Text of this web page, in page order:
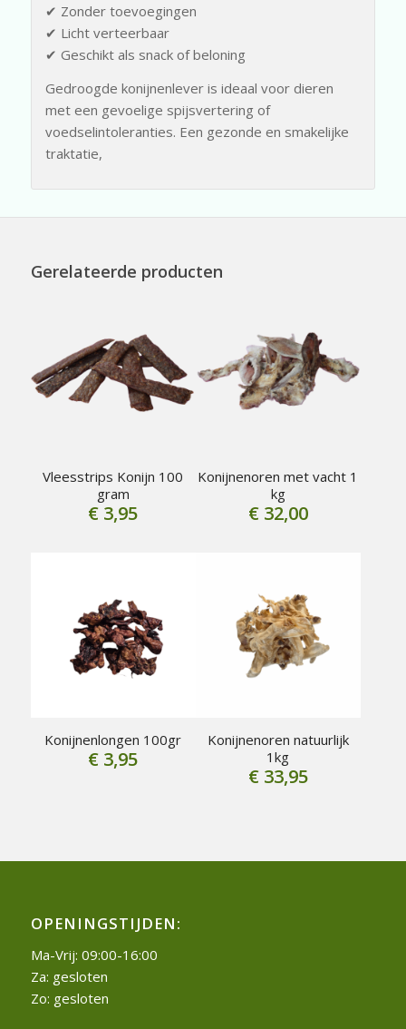
✔ Zonder toevoegingen
✔ Licht verteerbaar
✔ Geschikt als snack of beloning
Gedroogde konijnenlever is ideaal voor dieren
met een gevoelige spijsvertering of
voedselintoleranties. Een gezonde en smakelijke
traktatie,
Gerelateerde producten
Vleesstrips Konijn 100
gram
€ 3,95
Konijnenoren met vacht 1
kg
€32,00
Konijnenlongen 100gr
€ 3,95
Konijnenoren natuurlijk
1kg
€33,95
OPENINGSTIJDEN:
Ma-Vrij: 09:00-16:00
Za: gesloten
Zo: gesloten